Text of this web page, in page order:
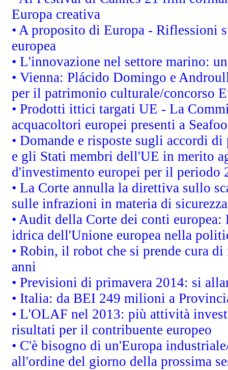
Europa creativa
• A proposito di Europa - Riflessioni
europea
• L'innovazione nel settore marino:
• Vienna: Plácido Domingo e
per il patrimonio culturale/concorso
• Prodotti ittici targati UE - La
acquacoltori europei presenti a
• Domande e risposte sugli accordi
e gli Stati membri dell'UE in merito
d'investimento europei per il periodo
• La Corte annulla la direttiva sullo
sulle infrazioni in materia di
• Audit della Corte dei conti
idrica dell'Unione europea nella
• Robin, il robot che si prende cura
anni
• Previsioni di primavera 2014: si
• Italia: da BEI 249 milioni a
• L'OLAF nel 2013: più attività
risultati per il contribuente europeo
• C'è bisogno di un'Europa
all'ordine del giorno della prossima